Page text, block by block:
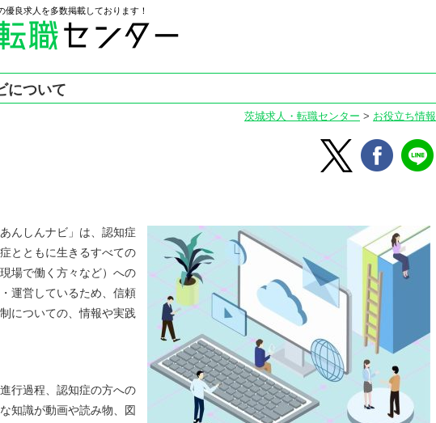
優良求人を多数掲載しております！
について
茨城求人・転職センター > お役立ち情報
んしんナビ」は、認知症
とともに生きるすべての
場で働く方々など）への
運営しているため、信頼
についての、情報や実践
行過程、認知症の方への
知識が動画や読み物、図